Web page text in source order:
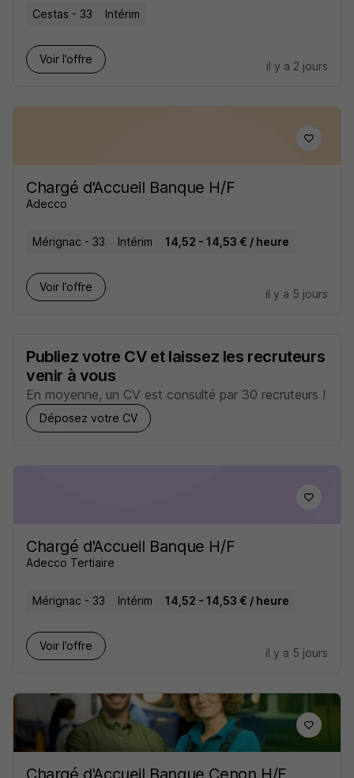
Cestas - 33 Intérim
Voir l’offre
il y a 2 jours
Chargé d'Accueil Banque H/F
Adecco
Mérignac - 33 Intérim 14,52 - 14,53 € / heure
Voir l’offre
il y a 5 jours
Publiez votre CV et laissez les recruteurs
venir à vous
En moyenne, un CV est consulté par 30 recruteurs !
Déposez votre CV
Chargé d'Accueil Banque H/F
Adecco Tertiaire
Mérignac - 33 Intérim 14,52 - 14,53 € / heure
Voir l’offre
il y a 5 jours
Chargé d'Accueil Banque Cenon H/F